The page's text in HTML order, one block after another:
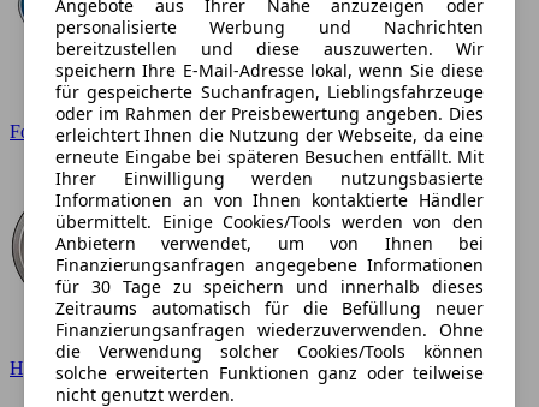
Ford
Hyundai
Angebote aus Ihrer Nähe anzuzeigen oder
personalisierte Werbung und Nachrichten
bereitzustellen und diese auszuwerten. Wir
speichern Ihre E-Mail-Adresse lokal, wenn Sie diese
für gespeicherte Suchanfragen, Lieblingsfahrzeuge
oder im Rahmen der Preisbewertung angeben. Dies
erleichtert Ihnen die Nutzung der Webseite, da eine
erneute Eingabe bei späteren Besuchen entfällt. Mit
Ihrer Einwilligung werden nutzungsbasierte
Informationen an von Ihnen kontaktierte Händler
übermittelt. Einige Cookies/Tools werden von den
Anbietern verwendet, um von Ihnen bei
Finanzierungsanfragen angegebene Informationen
für 30 Tage zu speichern und innerhalb dieses
Zeitraums automatisch für die Befüllung neuer
Finanzierungsanfragen wiederzuverwenden. Ohne
die Verwendung solcher Cookies/Tools können
solche erweiterten Funktionen ganz oder teilweise
nicht genutzt werden.